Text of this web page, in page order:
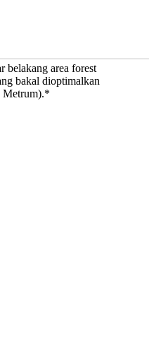
belakang area forest
bakal dioptimalkan
Metrum).*